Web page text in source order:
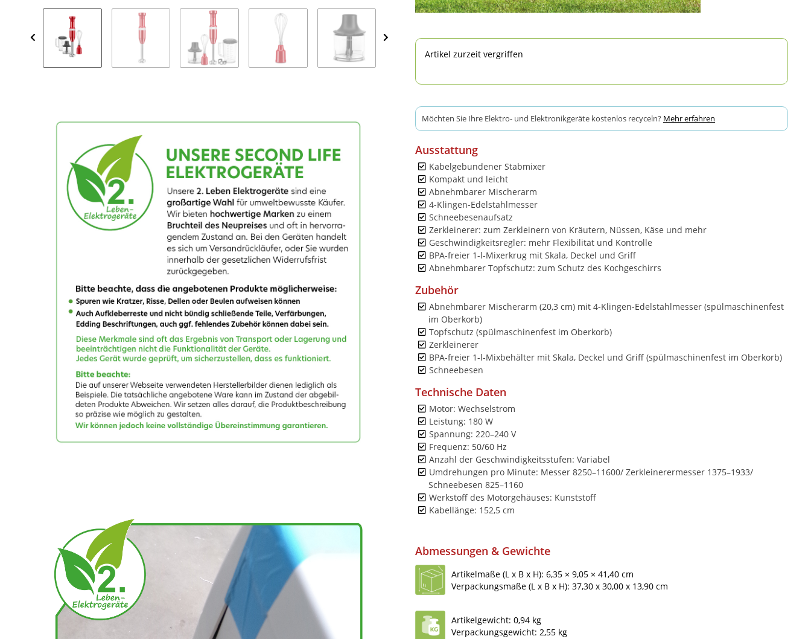
Artikel zurzeit vergriffen
Möchten Sie Ihre Elektro- und Elektronikgeräte kostenlos recyceln? Mehr erfahren
Ausstattung
Kabelgebundener Stabmixer
Kompakt und leicht
Abnehmbarer Mischerarm
4-Klingen-Edelstahlmesser
Schneebesenaufsatz
Zerkleinerer: zum Zerkleinern von Kräutern, Nüssen, Käse und mehr
Geschwindigkeitsregler: mehr Flexibilität und Kontrolle
BPA-freier 1-l-Mixerkrug mit Skala, Deckel und Griff
Abnehmbarer Topfschutz: zum Schutz des Kochgeschirrs
Zubehör
Abnehmbarer Mischerarm (20,3 cm) mit 4-Klingen-Edelstahlmesser (spülmaschinenfest
im Oberkorb)
Topfschutz (spülmaschinenfest im Oberkorb)
Zerkleinerer
BPA-freier 1-l-Mixbehälter mit Skala, Deckel und Griff (spülmaschinenfest im Oberkorb)
Schneebesen
Technische Daten
Motor: Wechselstrom
Leistung: 180 W
Spannung: 220–240 V
Frequenz: 50/60 Hz
Anzahl der Geschwindigkeitsstufen: Variabel
Umdrehungen pro Minute: Messer 8250–11600/ Zerkleinerermesser 1375–1933/
Schneebesen 825–1160
Werkstoff des Motorgehäuses: Kunststoff
Kabellänge: 152,5 cm
Abmessungen & Gewichte
Artikelmaße (L x B x H): 6,35 × 9,05 × 41,40 cm
Verpackungsmaße (L x B x H): 37,30 x 30,00 x 13,90 cm
Artikelgewicht: 0,94 kg
Verpackungsgewicht: 2,55 kg